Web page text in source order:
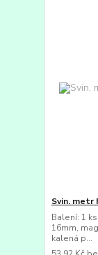
Svin. metr
Balení: 1
16mm,
kalená p...